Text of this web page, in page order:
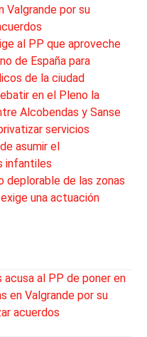
Valgrande por su
al PP que aproveche
de España para
de la ciudad
en el Pleno la
Alcobendas y Sanse
servicios
asumir el
infantiles
deplorable de las zonas
una actuación
acusa al PP de poner en
en Valgrande por su
acuerdos